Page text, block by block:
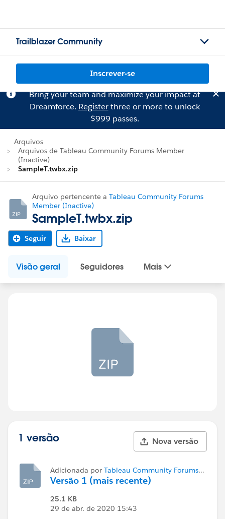
Trailblazer Community
Inscrever-se
Bring your team and maximize your impact at
Dreamforce. Registerthree or more to unlock
$999 passes.
Arquivos
Arquivos de Tableau Community Forums Member
(Inactive)
SampleT.twbx.zip
Arquivo pertencente a Tableau Community Forums
Member (Inactive)
SampleT.twbx.zip
Seguir Baixar
Visão geral Seguidores Mais
1 versão Nova versão
Adicionada por Tableau Community Forums
Member (Inactive)
Versão 1 (mais recente)
25.1 KB
29 de abr. de 2020 15:43